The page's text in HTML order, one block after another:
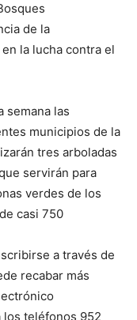
de la
la lucha contra el
semana las
municipios de la
tres arboladas
servirán para
verdes de los
casi 750
a través de
recabar más
los teléfonos 952